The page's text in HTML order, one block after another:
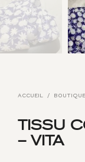
ACCUEIL / BOUTIQUE
TISSU
– VITA